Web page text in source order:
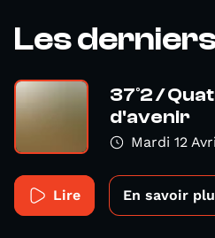
Les
37°2 /
d'avenir
Mardi 12
Lire En savoir